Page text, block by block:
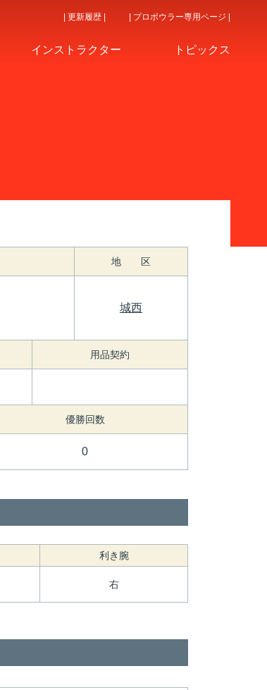
インストラクター トピックス
| 更新履歴 | | プロボウラー専用ページ |
地 区
城西
用品契約
優勝回数
0
利き腕
右